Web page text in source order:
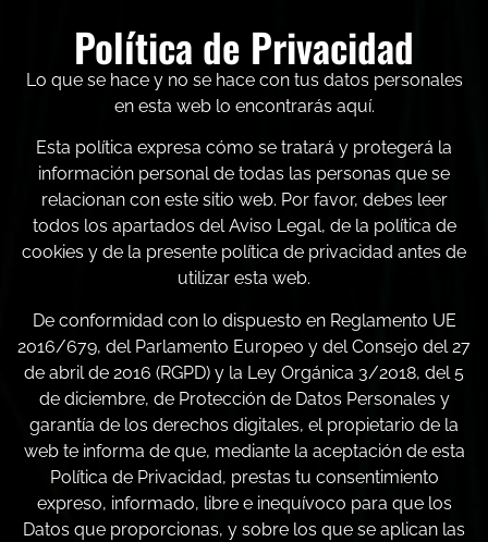
Política de Privacidad
Lo que se hace y no se hace con tus datos personales
en esta web lo encontrarás aquí.
Esta política expresa cómo se tratará y protegerá la
información personal de todas las personas que se
relacionan con este sitio web. Por favor, debes leer
todos los apartados del Aviso Legal, de la política de
cookies y de la presente política de privacidad antes de
utilizar esta web.
De conformidad con lo dispuesto en Reglamento UE
2016/679, del Parlamento Europeo y del Consejo del 27
de abril de 2016 (RGPD) y la Ley Orgánica 3/2018, del 5
de diciembre, de Protección de Datos Personales y
garantía de los derechos digitales, el propietario de la
web te informa de que, mediante la aceptación de esta
Política de Privacidad, prestas tu consentimiento
expreso, informado, libre e inequívoco para que los
Datos que proporcionas, y sobre los que se aplican las